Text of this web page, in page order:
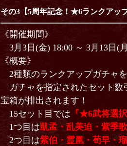
その3【5周年記念！★6ランクアッ
《開催期間》
3月3日(金) 18:00 ～ 3月13日(
《概要》
2種類のランクアップガチャを
ガチャを指定されたセット数
宝箱が排出されます！
15セット目では 『★6武将選択
1つ目は凱孟・乱美迫・紫季
2つ目は紫伯・霊凰・荀早・